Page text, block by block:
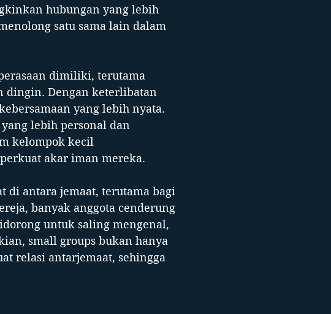
hubungan yang lebih
satu sama lain dalam
dimiliki, terutama
dingin. Dengan keterlibatan
yang lebih nyata.
lebih personal dan
kelompok kecil
akar iman mereka.​
di antara jemaat, terutama bagi
banyak anggota cenderung
untuk saling mengenal,
small groups bukan hanya
relasi antarjemaat, sehingga